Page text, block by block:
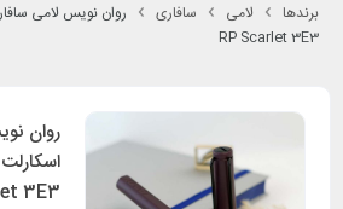
برندها لامی سافاری
RP Scarlet 3E3
روان
3E3